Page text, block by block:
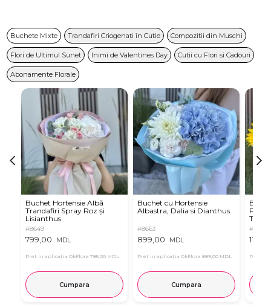
Buchete Mixte Trandafiri Criogenați în Cutie Compozitii din Muschi
Flori de Ultimul Sunet Inimi de Valentines Day Cutii cu Flori si Cadouri
Abonamente Florale
Buchet Hortensie Albă
Trandafiri Spray Roz și
Lisianthus
#8649
799,00 MDL
Pret in aplicatia OkFlora 785,00 MDL
Cumpara
Buchet cu Hortensie
Albastra, Dalia si Dianthus
#8663
899,00 MDL
Pret in aplicatia OkFlora 889,00 MDL
Cumpara
#8665
Pret in